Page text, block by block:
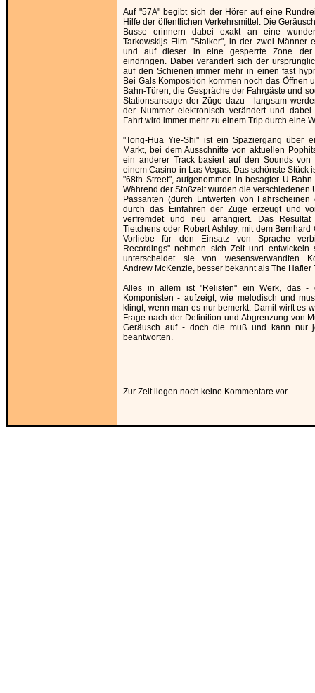
Auf "57A" begibt sich der Hörer auf eine
Hilfe der öffentlichen Verkehrsmittel. Die
Busse erinnern dabei exakt an eine
Tarkowskijs Film "Stalker", in der zwei Männer
und auf dieser in eine gesperrte Zone der
eindringen. Dabei verändert sich der
auf den Schienen immer mehr in einen fast
Bei Gals Komposition kommen noch das Öffnen
Bahn-Türen, die Gespräche der Fahrgäste und
Stationsansage der Züge dazu - langsam
der Nummer elektronisch verändert und
Fahrt wird immer mehr zu einem Trip durch eine
"Tong-Hua Yie-Shi" ist ein Spaziergang über
Markt, bei dem Ausschnitte von aktuellen
ein anderer Track basiert auf den Sounds von
einem Casino in Las Vegas. Das schönste Stück
"68th Street", aufgenommen in besagter U-
Während der Stoßzeit wurden die verschiedenen
Passanten (durch Entwerten von
durch das Einfahren der Züge erzeugt und
verfremdet und neu arrangiert. Das
Tietchens oder Robert Ashley, mit dem
Vorliebe für den Einsatz von Sprache
Recordings" nehmen sich Zeit und
unterscheidet sie von wesensverwandten
Andrew McKenzie, besser bekannt als The Hafler
Alles in allem ist "Relisten" ein Werk, das -
Komponisten - aufzeigt, wie melodisch und
klingt, wenn man es nur bemerkt. Damit wirft es
Frage nach der Definition und Abgrenzung von
Geräusch auf - doch die muß und kann nur
beantworten.
Zur Zeit liegen noch keine Kommentare vor.